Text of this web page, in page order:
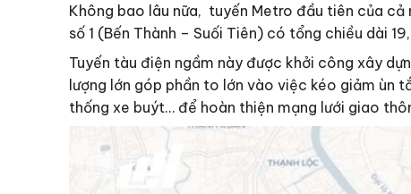
Không bao lâu nữa, tuyến Metro đầu tiên của
số 1 (Bến Thành – Suối Tiên) có tổng chiều dài
Tuyến tàu điện ngầm này được khởi công xây
lượng lớn góp phần to lớn vào việc kéo giảm ùn
thống xe buýt… để hoàn thiện mạng lưới giao